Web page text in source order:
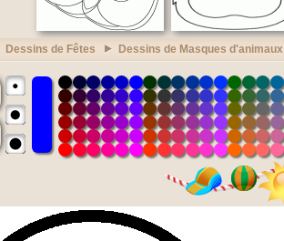
Dessins de Fêtes Dessins de Masques d'animaux